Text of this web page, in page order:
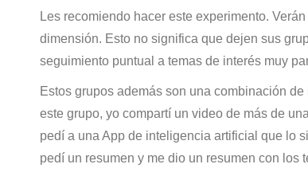
Les recomiendo hacer este experimento.
dimensión. Esto no significa que dejen sus
seguimiento puntual a temas de interés muy
Estos grupos además son una combinación
este grupo, yo compartí un video de más de
pedí a una App de inteligencia artificial que lo
pedí un resumen y me dio un resumen con los